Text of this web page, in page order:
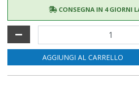
CONSEGNA IN 4 GIORNI
AGGIUNGI AL CARRELLO